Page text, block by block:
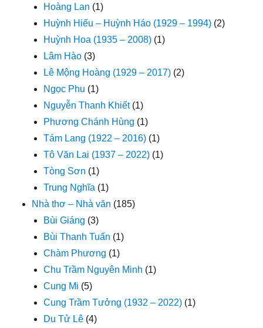
Hoàng Lan (1)
Huỳnh Hiếu – Huỳnh Háo (1929 – 1994) (2)
Huỳnh Hoa (1935 – 2008) (1)
Lâm Hào (3)
Lê Mộng Hoàng (1929 – 2017) (2)
Ngọc Phu (1)
Nguyễn Thanh Khiết(1)
Phương Chánh Hùng (1)
Tám Lang (1922 – 2016) (1)
Tô Văn Lai (1937 – 2022) (1)
Tòng Sơn (1)
Trung Nghĩa (1)
Nhà thơ – Nhà văn (185)
Bùi Giáng (3)
Bùi Thanh Tuấn (1)
Chàm Phương (1)
Chu Trầm Nguyên Minh (1)
Cung Mi (5)
Cung Trầm Tưởng (1932 – 2022) (1)
Du Tử Lê (4)